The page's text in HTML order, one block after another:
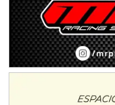
NORESTE SANTAFESINO - F6
Ciudad de Avellaneda (Asfalto)
Avellaneda (Santa Fe)
SUR SANTAFESINO - F4
José Samuel Sánchez (Tierra)